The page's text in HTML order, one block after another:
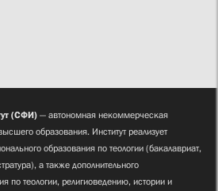
(СФИ) — автономная некоммерческая
образования. Институт реализует
образования по теологии (бакалавриат,
а также дополнительного
по теологии, религиоведению, истории и